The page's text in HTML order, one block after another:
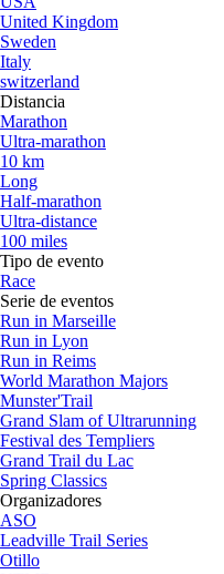
United Kingdom
Sweden
Italy
switzerland
Distancia
Marathon
Ultra-marathon
10 km
Long
Half-marathon
Ultra-distance
100 miles
Tipo de evento
Race
Serie de eventos
Run in Marseille
Run in Lyon
Run in Reims
World Marathon Majors
Munster'Trail
Grand Slam of Ultrarunning
Festival des Templiers
Grand Trail du Lac
Spring Classics
Organizadores
ASO
Leadville Trail Series
Otillo